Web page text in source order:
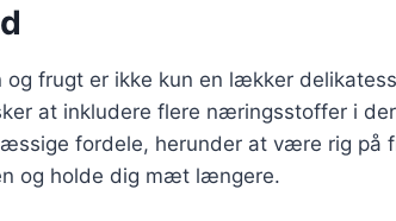
frugt er ikke kun en lækker
at inkludere flere næringsstoffer i
fordele, herunder at være rig på
og holde dig mæt længere.